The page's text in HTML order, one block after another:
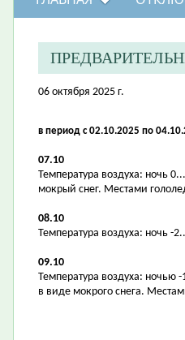
06 октября 2025 г.
в период с 02.10.2025 по
07.10
Температура воздуха: ночь
мокрый снег. Местами
08.10
Температура воздуха: ночь -
09.10
Температура воздуха: ночью
в виде мокрого снега.